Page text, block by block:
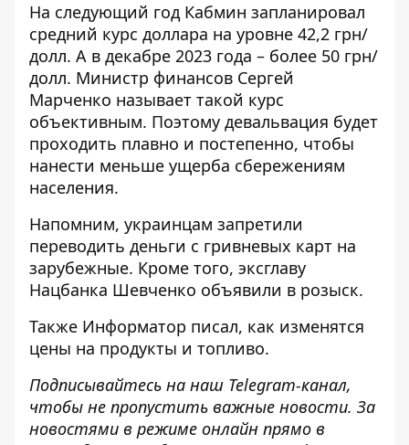
На следующий год Кабмин запланировал
средний курс доллара на уровне 42,2 грн/
долл. А в декабре 2023 года – более 50 грн/
долл. Министр финансов Сергей
Марченко называет такой курс
объективным. Поэтому девальвация будет
проходить плавно и постепенно, чтобы
нанести меньше ущерба сбережениям
населения.
Напомним, украинцам запретили
переводить деньги с гривневых карт на
зарубежные. Кроме того, эксглаву
Нацбанка Шевченко объявили в розыск.
Также Информатор писал, как изменятся
цены на продукты и топливо.
Подписывайтесь на наш Telegram-канал,
чтобы не пропустить важные новости. За
новостями в режиме онлайн прямо в